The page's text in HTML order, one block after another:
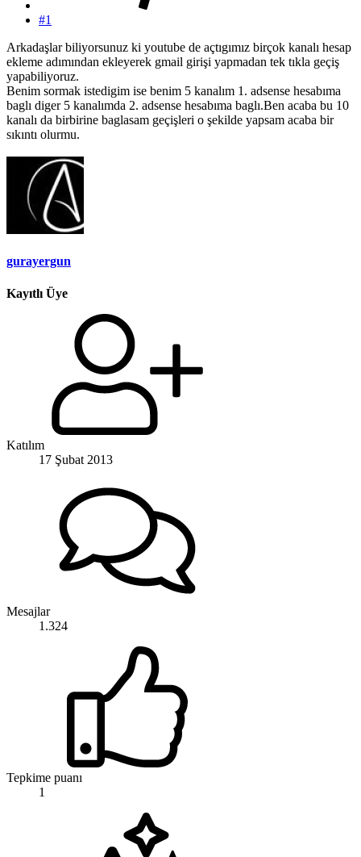
#1
Arkadaşlar biliyorsunuz ki youtube de açtıgımız birçok kanalı hesap
ekleme adımından ekleyerek gmail girişi yapmadan tek tıkla geçiş
yapabiliyoruz.
Benim sormak istedigim ise benim 5 kanalım 1. adsense hesabıma
baglı diger 5 kanalımda 2. adsense hesabıma baglı.Ben acaba bu 10
kanalı da birbirine baglasam geçişleri o şekilde yapsam acaba bir
sıkıntı olurmu.
gurayergun
Kayıtlı Üye
Katılım
17 Şubat 2013
Mesajlar
1.324
Tepkime puanı
1